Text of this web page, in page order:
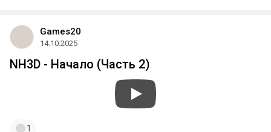
Games20
14.10.2025
NH3D - Начало (Часть 2)
1